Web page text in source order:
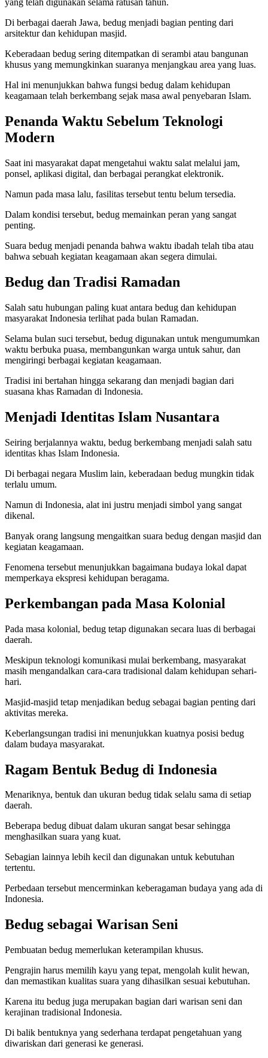
yang telah digunakan selama ratusan tahun.
Di berbagai daerah Jawa, bedug menjadi bagian penting dari
arsitektur dan kehidupan masjid.
Keberadaan bedug sering ditempatkan di serambi atau bangunan
khusus yang memungkinkan suaranya menjangkau area yang luas.
Hal ini menunjukkan bahwa fungsi bedug dalam kehidupan
keagamaan telah berkembang sejak masa awal penyebaran Islam.
Penanda Waktu Sebelum Teknologi
Modern
Saat ini masyarakat dapat mengetahui waktu salat melalui jam,
ponsel, aplikasi digital, dan berbagai perangkat elektronik.
Namun pada masa lalu, fasilitas tersebut tentu belum tersedia.
Dalam kondisi tersebut, bedug memainkan peran yang sangat
penting.
Suara bedug menjadi penanda bahwa waktu ibadah telah tiba atau
bahwa sebuah kegiatan keagamaan akan segera dimulai.
Bedug dan Tradisi Ramadan
Salah satu hubungan paling kuat antara bedug dan kehidupan
masyarakat Indonesia terlihat pada bulan Ramadan.
Selama bulan suci tersebut, bedug digunakan untuk mengumumkan
waktu berbuka puasa, membangunkan warga untuk sahur, dan
mengiringi berbagai kegiatan keagamaan.
Tradisi ini bertahan hingga sekarang dan menjadi bagian dari
suasana khas Ramadan di Indonesia.
Menjadi Identitas Islam Nusantara
Seiring berjalannya waktu, bedug berkembang menjadi salah satu
identitas khas Islam Indonesia.
Di berbagai negara Muslim lain, keberadaan bedug mungkin tidak
terlalu umum.
Namun di Indonesia, alat ini justru menjadi simbol yang sangat
dikenal.
Banyak orang langsung mengaitkan suara bedug dengan masjid dan
kegiatan keagamaan.
Fenomena tersebut menunjukkan bagaimana budaya lokal dapat
memperkaya ekspresi kehidupan beragama.
Perkembangan pada Masa Kolonial
Pada masa kolonial, bedug tetap digunakan secara luas di berbagai
daerah.
Meskipun teknologi komunikasi mulai berkembang, masyarakat
masih mengandalkan cara-cara tradisional dalam kehidupan sehari-
hari.
Masjid-masjid tetap menjadikan bedug sebagai bagian penting dari
aktivitas mereka.
Keberlangsungan tradisi ini menunjukkan kuatnya posisi bedug
dalam budaya masyarakat.
Ragam Bentuk Bedug di Indonesia
Menariknya, bentuk dan ukuran bedug tidak selalu sama di setiap
daerah.
Beberapa bedug dibuat dalam ukuran sangat besar sehingga
menghasilkan suara yang kuat.
Sebagian lainnya lebih kecil dan digunakan untuk kebutuhan
tertentu.
Perbedaan tersebut mencerminkan keberagaman budaya yang ada di
Indonesia.
Bedug sebagai Warisan Seni
Pembuatan bedug memerlukan keterampilan khusus.
Pengrajin harus memilih kayu yang tepat, mengolah kulit hewan,
dan memastikan kualitas suara yang dihasilkan sesuai kebutuhan.
Karena itu bedug juga merupakan bagian dari warisan seni dan
kerajinan tradisional Indonesia.
Di balik bentuknya yang sederhana terdapat pengetahuan yang
diwariskan dari generasi ke generasi.